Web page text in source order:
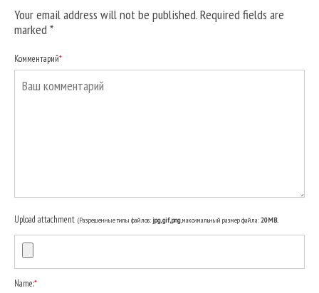
Your email address will not be published. Required fields are
marked*
Комментарий*
Upload attachment (Разрешенные типы файлов:jpg, gif, png, максимальный размер файла:20MB.
Name:*